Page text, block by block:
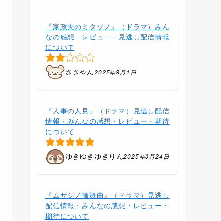
『家政夫のミタゾノ』（ドラマ）みん
なの感想・レビュー・見逃し配信情報
について
ささやん2025年8月1日
『人事の人見』（ドラマ）見逃し配信
情報・みんなの感想・レビュー・期待
について
ゆきゆきゆきりん2025年3月24日
『ムサシノ輪舞曲』（ドラマ）見逃し
配信情報・みんなの感想・レビュー・
期待について